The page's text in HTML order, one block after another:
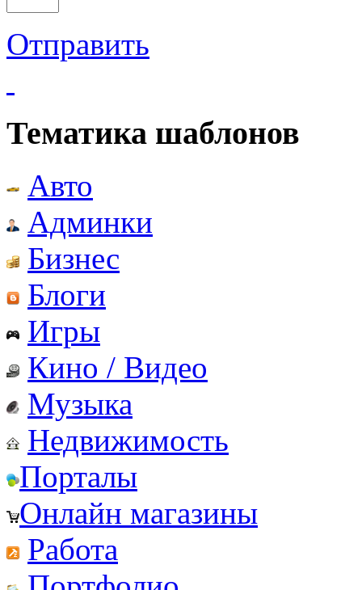
Отправить
Тематика шаблонов
Авто
Админки
Бизнес
Блоги
Игры
Кино / Видео
Музыка
Недвижимость
Порталы
Онлайн магазины
Работа